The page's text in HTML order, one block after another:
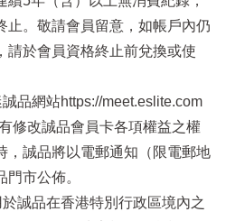
止。敬請會員留意，如帳戶內仍
請於會員資格終止前兌換或使
品網站https://meet.eslite.com
修改誠品會員卡各項權益之權
，誠品將以電郵通知（限電郵地
市公佈。
誠品在香港特別行政區境內之